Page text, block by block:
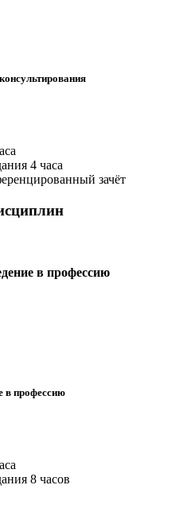
4 часа
зачёт
в профессию
в профессию
8 часов